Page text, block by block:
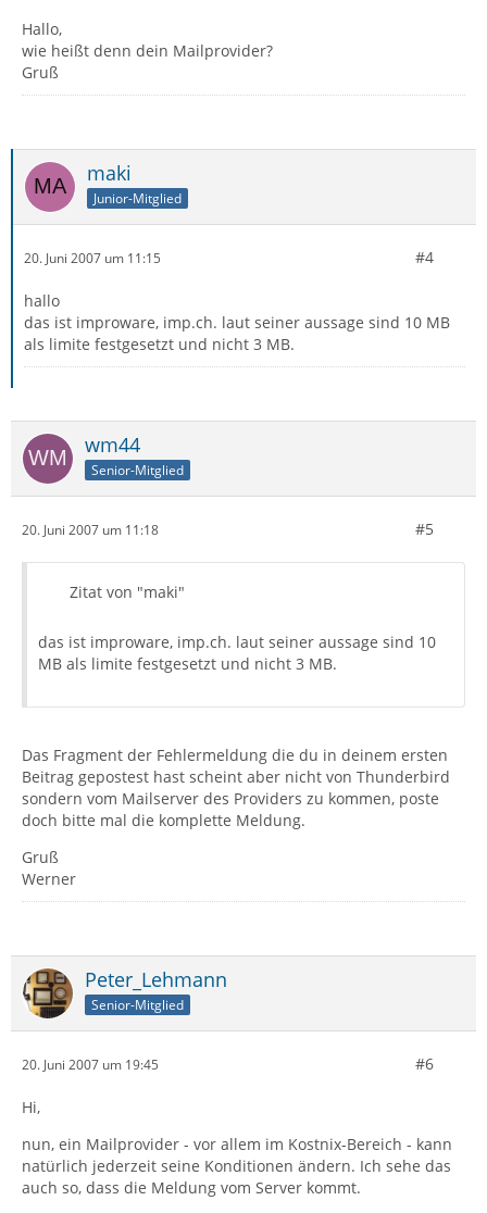
Hallo,
wie heißt denn dein Mailprovider?
Gruß
maki
Junior-Mitglied
20. Juni 2007 um 11:15 #4
hallo
das ist improware, imp.ch. laut seiner aussage sind 10 MB
als limite festgesetzt und nicht 3 MB.
wm44
Senior-Mitglied
20. Juni 2007 um 11:18 #5
Zitat von "maki"
das ist improware, imp.ch. laut seiner aussage sind 10
MB als limite festgesetzt und nicht 3 MB.
Das Fragment der Fehlermeldung die du in deinem ersten
Beitrag gepostest hast scheint aber nicht von Thunderbird
sondern vom Mailserver des Providers zu kommen, poste
doch bitte mal die komplette Meldung.
Gruß
Werner
Peter_Lehmann
Senior-Mitglied
20. Juni 2007 um 19:45 #6
Hi,
nun, ein Mailprovider - vor allem im Kostnix-Bereich - kann
natürlich jederzeit seine Konditionen ändern. Ich sehe das
auch so, dass die Meldung vom Server kommt.